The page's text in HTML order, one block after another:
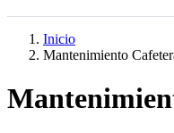
Inicio
Mantenimiento